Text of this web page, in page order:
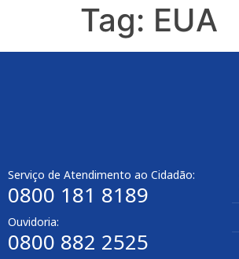
Tag: EUA
Serviço de Atendimento ao Cidadão:
0800 181 8189
Ouvidoria:
0800 882 2525